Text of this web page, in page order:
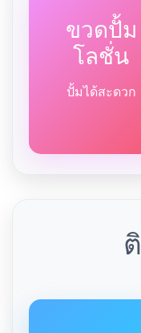
ขวดปั้ม
โลชั่น
ปั้มได้สะดวก